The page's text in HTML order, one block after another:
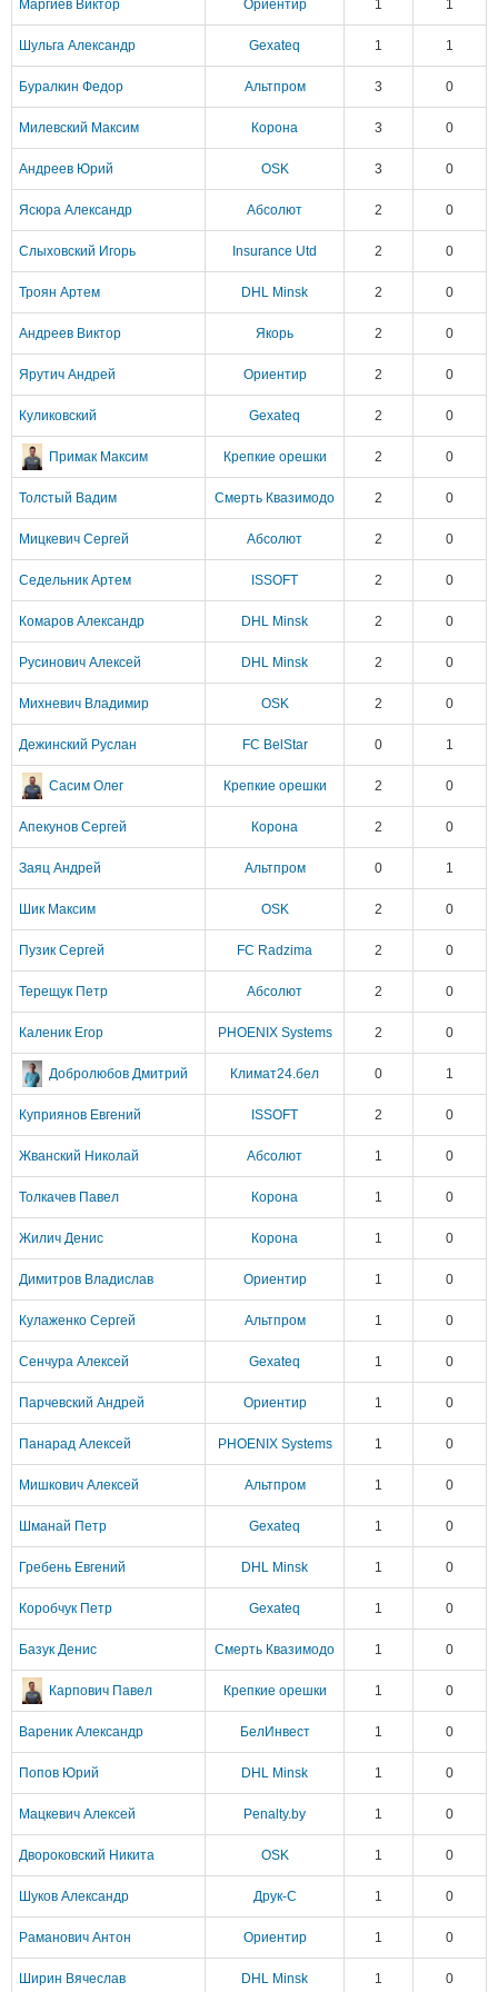
Маргиев Виктор Ориентир 1 1
Шульга Александр Gexateq 1 1
Буралкин Федор Альтпром 3 0
Милевский Максим Корона 3 0
Андреев Юрий OSK 3 0
Ясюра Александр Абсолют 2 0
Слыховский Игорь Insurance Utd 2 0
Троян Артем DHL Minsk 2 0
Андреев Виктор Якорь 2 0
Ярутич Андрей Ориентир 2 0
Куликовский Gexateq 2 0
Примак Максим Крепкие орешки 2 0
Толстый Вадим Смерть Квазимодо 2 0
Мицкевич Сергей Абсолют 2 0
Седельник Артем ISSOFT 2 0
Комаров Александр DHL Minsk 2 0
Русинович Алексей DHL Minsk 2 0
Михневич Владимир OSK 2 0
Дежинский Руслан FC BelStar 0 1
Сасим Олег Крепкие орешки 2 0
Апекунов Сергей Корона 2 0
Заяц Андрей Альтпром 0 1
Шик Максим OSK 2 0
Пузик Сергей FC Radzima 2 0
Терещук Петр Абсолют 2 0
Каленик Егор PHOENIX Systems 2 0
Добролюбов Дмитрий Климат24.бел 0 1
Куприянов Евгений ISSOFT 2 0
Жванский Николай Абсолют 1 0
Толкачев Павел Корона 1 0
Жилич Денис Корона 1 0
Димитров Владислав Ориентир 1 0
Кулаженко Сергей Альтпром 1 0
Сенчура Алексей Gexateq 1 0
Парчевский Андрей Ориентир 1 0
Панарад Алексей PHOENIX Systems 1 0
Мишкович Алексей Альтпром 1 0
Шманай Петр Gexateq 1 0
Гребень Евгений DHL Minsk 1 0
Коробчук Петр Gexateq 1 0
Базук Денис Смерть Квазимодо 1 0
Карпович Павел Крепкие орешки 1 0
Вареник Александр БелИнвест 1 0
Попов Юрий DHL Minsk 1 0
Мацкевич Алексей Penalty.by 1 0
Двороковский Никита OSK 1 0
Шуков Александр Друк-С 1 0
Раманович Антон Ориентир 1 0
Ширин Вячеслав DHL Minsk 1 0